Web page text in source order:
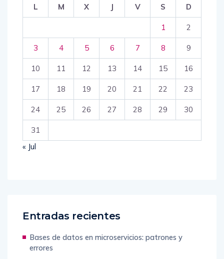
L M X J V S D
1 2
3 4 5 6 7 8 9
10 11 12 13 14 15 16
17 18 19 20 21 22 23
24 25 26 27 28 29 30
31
« Jul
Entradas recientes
Bases de datos en microservicios: patrones y
errores